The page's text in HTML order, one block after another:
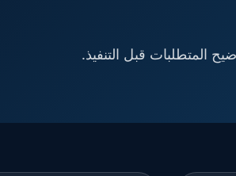
المتطلبات قبل التنفيذ.